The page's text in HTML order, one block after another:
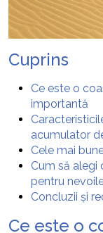
Cuprins
Ce este o
importantă
acumulator
Cele mai
Cum să alegi
pentru
Concluzii și
Ce este o